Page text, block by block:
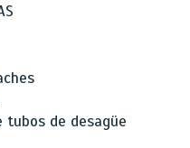
tubos de desagüe